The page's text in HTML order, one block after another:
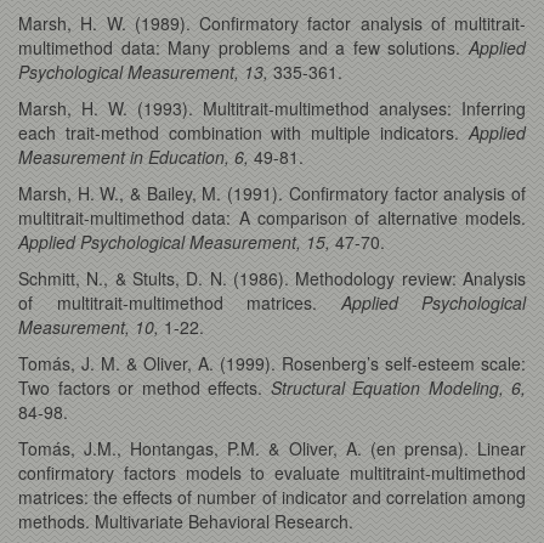
Marsh, H. W. (1989). Confirmatory factor analysis of multitrait-
multimethod data: Many problems and a few solutions. Applied
Psychological Measurement, 13, 335-361.
Marsh, H. W. (1993). Multitrait-multimethod analyses: Inferring
each trait-method combination with multiple indicators. Applied
Measurement in Education, 6, 49-81.
Marsh, H. W., & Bailey, M. (1991). Confirmatory factor analysis of
multitrait-multimethod data: A comparison of alternative models.
Applied Psychological Measurement, 15, 47-70.
Schmitt, N., & Stults, D. N. (1986). Methodology review: Analysis
of multitrait-multimethod matrices. Applied Psychological
Measurement, 10, 1-22.
Tomás, J. M. & Oliver, A. (1999). Rosenberg’s self-esteem scale:
Two factors or method effects. Structural Equation Modeling, 6,
84-98.
Tomás, J.M., Hontangas, P.M. & Oliver, A. (en prensa). Linear
confirmatory factors models to evaluate multitraint-multimethod
matrices: the effects of number of indicator and correlation among
methods. Multivariate Behavioral Research.